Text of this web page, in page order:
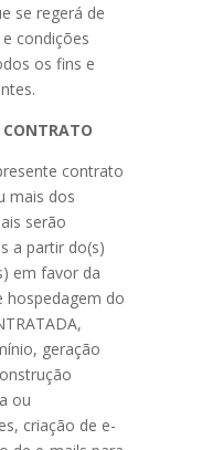
se regerá de
condições
os fins e
CONTRATO
contrato
mais dos
serão
a partir do(s)
em favor da
hospedagem do
geração
ou
criação de e-